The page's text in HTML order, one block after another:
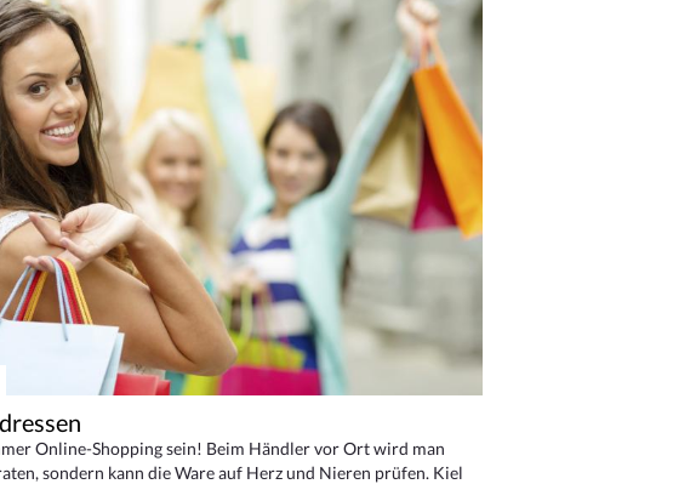
Online-Shopping sein! Beim Händler vor Ort wird man
sondern kann die Ware auf Herz und Nieren prüfen. Kiel